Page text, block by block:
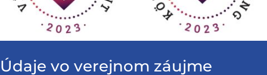
Údaje vo verejnom záujme